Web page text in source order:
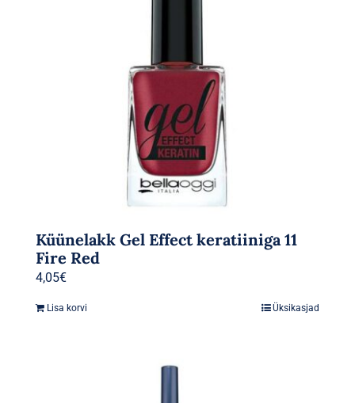
Küünelakk Gel Effect keratiiniga 11
Fire Red
4,05€
Lisa korvi Üksikasjad